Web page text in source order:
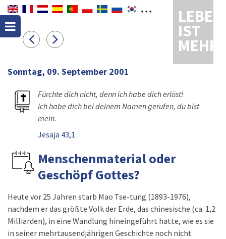
LEBEN
IST
MEHR
Sonntag, 09. September 2001
Fürchte dich nicht, denn ich habe dich erlöst!
Ich habe dich bei deinem Namen gerufen, du bist
mein.
Jesaja 43,1
Menschenmaterial oder
Geschöpf Gottes?
Heute vor 25 Jahren starb Mao Tse-tung (1893-1976),
nachdem er das größte Volk der Erde, das chinesische (ca. 1,2
Milliarden), in eine Wandlung hineingeführt hatte, wie es sie
in seiner mehrtausendjährigen Geschichte noch nicht